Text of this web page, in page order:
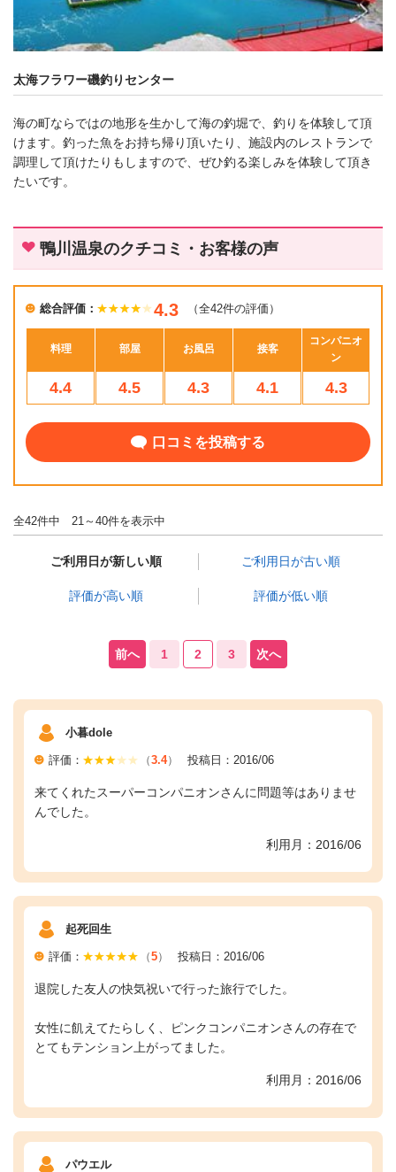
太海フラワー磯釣りセンター
海の町ならではの地形を生かして海の釣堀で、釣りを体験して頂
けます。釣った魚をお持ち帰り頂いたり、施設内のレストランで
調理して頂けたりもしますので、ぜひ釣る楽しみを体験して頂き
たいです。
鴨川温泉のクチコミ・お客様の声
総合評価： 4.3 （全42件の評価）
料理 部屋 お風呂 接客
コンパニオ
ン
4.4 4.5 4.3 4.1 4.3
口コミを投稿する
全42件中 21～40件を表示中
ご利用日が新しい順 ご利用日が古い順
評価が高い順 評価が低い順
前へ 1 2 3 次へ
小暮dole
評価： （3.4） 投稿日：2016/06
来てくれたスーパーコンパニオンさんに問題等はありませ
んでした。
利用月：2016/06
起死回生
評価： （5） 投稿日：2016/06
退院した友人の快気祝いで行った旅行でした。
女性に飢えてたらしく、ピンクコンパニオンさんの存在で
とてもテンション上がってました。
利用月：2016/06
パウエル